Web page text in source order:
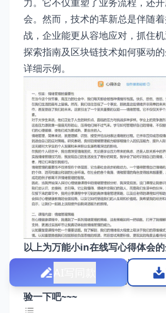
会。然而，技术的革新总是伴随
战，企业能更从容地应对，抓住
探索指南及区块链技术如何驱动
详细示例。
以上为万能小in在线写心得体会
标题，就能将那些复杂的计划和
畅而有力的文字，这样的功能是
验一下吧~~~